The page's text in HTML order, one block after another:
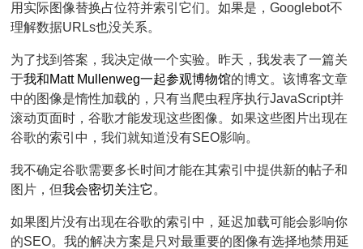
用实际图像替换占位符并索引它们。如果是，Googlebot不
理解数据URLs也没关系。
为了找到答案，我决定做一个实验。昨天，我发表了一篇关
于我和Matt Mullenweg一起参观博物馆的博文。该博客文章
中的图像是惰性加载的，只有当爬虫程序执行JavaScript并
滚动页面时，谷歌才能发现这些图像。如果这些图片出现在
谷歌的索引中，我们就知道没有SEO影响。
我不确定谷歌需要多长时间才能在其索引中提供新的帖子和
图片，但我会密切关注它 。
如果图片没有出现在谷歌的索引中，延迟加载可能会影响你
的SEO。我的解决方案是只对最重要的图像有选择地禁用延